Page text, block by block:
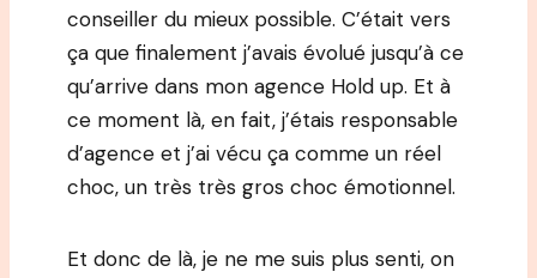
conseiller du mieux possible. C’était vers
ça que finalement j’avais évolué jusqu’à ce
qu’arrive dans mon agence Hold up. Et à
ce moment là, en fait, j’étais responsable
d’agence et j’ai vécu ça comme un réel
choc, un très très gros choc émotionnel.
Et donc de là, je ne me suis plus senti, on